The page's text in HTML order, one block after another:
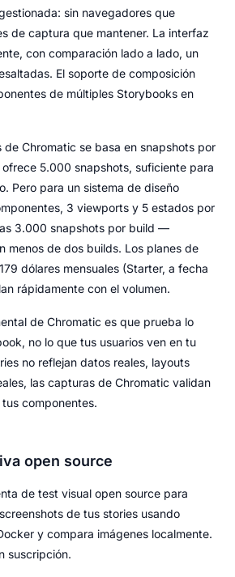
sin navegadores que
de captura que mantener. La interfaz
con comparación lado a lado, un
El soporte de composición
de múltiples Storybooks en
de Chromatic se basa en snapshots por
5.000 snapshots, suficiente para
Pero para un sistema de diseño
3 viewports y 5 estados por
3.000 snapshots por build —
menos de dos builds. Los planes de
dólares mensuales (Starter, a fecha
rápidamente con el volumen.
de Chromatic es que prueba lo
no lo que tus usuarios ven en tu
no reflejan datos reales, layouts
las capturas de Chromatic validan
componentes.
open source
de test visual open source para
de tus stories usando
y compara imágenes localmente.
suscripción.